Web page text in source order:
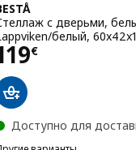
с дверьми,
белый,
€ 119€
Доступно для